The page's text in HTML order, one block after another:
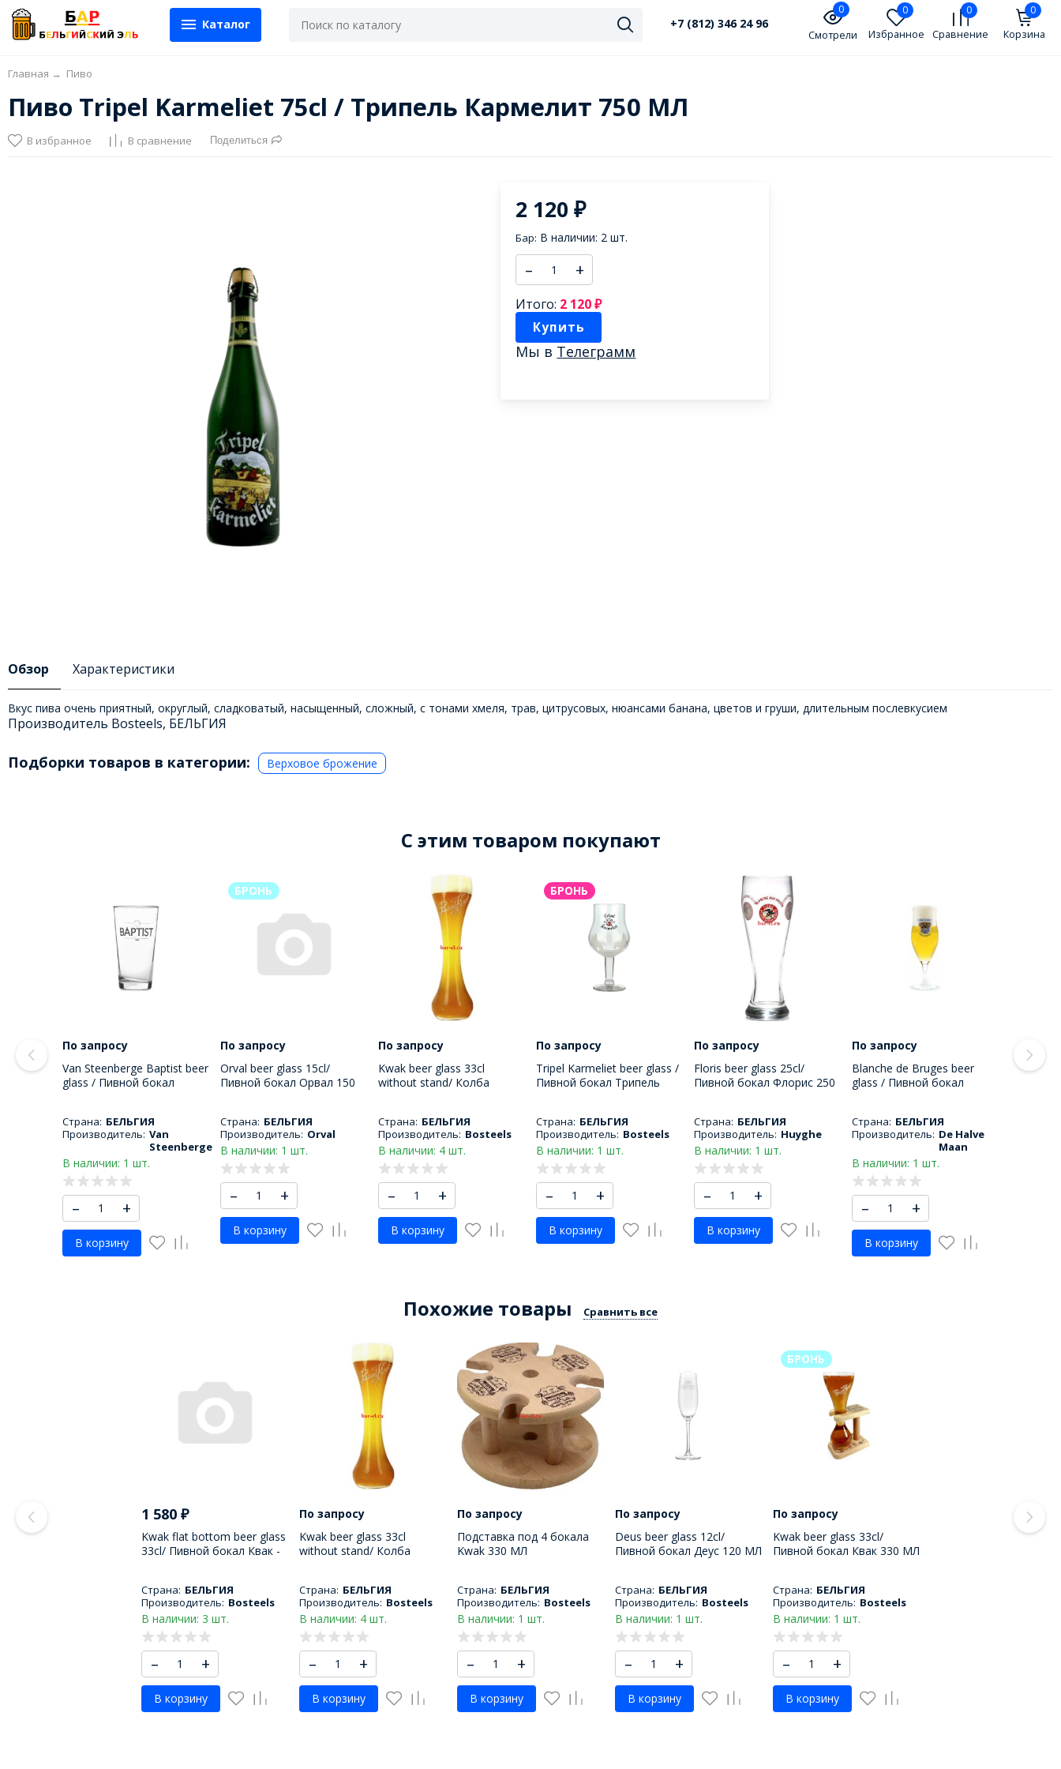
Каталог +7 (812) 346 24 96
0
Смотрели
0
Избранное
0
Сравнение
0
Корзина
Главная → Пиво
Пиво Tripel Karmeliet 75cl / Трипель Кармелит 750 МЛ
В избранное В сравнение Поделиться
2 120₽
Бар: В наличии: 2 шт.
– +
Итого: 2 120₽
Купить
Мы в Телеграмм
Обзор Характеристики
Вкус пива очень приятный, округлый, сладковатый, насыщенный, сложный, с тонами хмеля, трав, цитрусовых, нюансами банана, цветов и груши, длительным послевкусием
Производитель Bosteels, БЕЛЬГИЯ
Подборки товаров в категории: Верховое брожение
C этим товаром покупают
По запросу
Van Steenberge Baptist beer
glass / Пивной бокал
Страна: БЕЛЬГИЯ
Производитель: Van
Steenberge
В наличии: 1 шт.
– +
В корзину
БРОНЬ
По запросу
Orval beer glass 15cl/
Пивной бокал Орвал 150
Страна: БЕЛЬГИЯ
Производитель: Orval
В наличии: 1 шт.
– +
В корзину
По запросу
Kwak beer glass 33cl
without stand/ Колба
Страна: БЕЛЬГИЯ
Производитель: Bosteels
В наличии: 4 шт.
– +
В корзину
БРОНЬ
По запросу
Tripel Karmeliet beer glass /
Пивной бокал Трипель
Страна: БЕЛЬГИЯ
Производитель: Bosteels
В наличии: 1 шт.
– +
В корзину
По запросу
Floris beer glass 25cl/
Пивной бокал Флорис 250
Страна: БЕЛЬГИЯ
Производитель: Huyghe
В наличии: 1 шт.
– +
В корзину
По запросу
Blanche de Bruges beer
glass / Пивной бокал
Страна: БЕЛЬГИЯ
Производитель: De Halve
Maan
В наличии: 1 шт.
– +
В корзину
Похожие товары Сравнить все
1 580 ₽
Kwak flat bottom beer glass
33cl/ Пивной бокал Квак -
Страна: БЕЛЬГИЯ
Производитель: Bosteels
В наличии: 3 шт.
– +
В корзину
По запросу
Kwak beer glass 33cl
without stand/ Колба
Страна: БЕЛЬГИЯ
Производитель: Bosteels
В наличии: 4 шт.
– +
В корзину
По запросу
Подставка под 4 бокала
Kwak 330 МЛ
Страна: БЕЛЬГИЯ
Производитель: Bosteels
В наличии: 1 шт.
– +
В корзину
По запросу
Deus beer glass 12cl/
Пивной бокал Деус 120 МЛ
Страна: БЕЛЬГИЯ
Производитель: Bosteels
В наличии: 1 шт.
– +
В корзину
БРОНЬ
По запросу
Kwak beer glass 33cl/
Пивной бокал Квак 330 МЛ
Страна: БЕЛЬГИЯ
Производитель: Bosteels
В наличии: 1 шт.
– +
В корзину